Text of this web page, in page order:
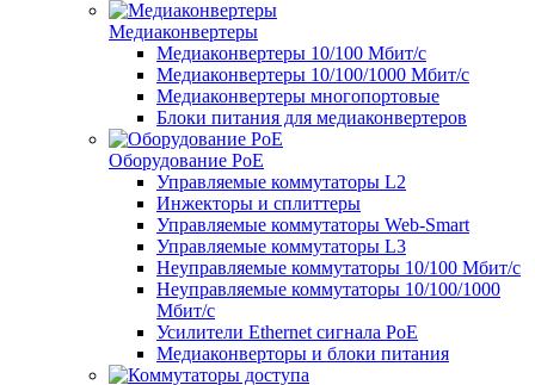
Медиаконвертеры
Медиаконвертеры 10/100 Мбит/с
Медиаконвертеры 10/100/1000 Мбит/c
Медиаконвертеры многопортовые
Блоки питания для медиаконвертеров
Оборудование PoE
Управляемые коммутаторы L2
Инжекторы и сплиттеры
Управляемые коммутаторы Web-Smart
Управляемые коммутаторы L3
Неуправляемые коммутаторы 10/100 Мбит/с
Неуправляемые коммутаторы 10/100/1000
Мбит/с
Усилители Ethernet сигнала PoE
Медиаконверторы и блоки питания